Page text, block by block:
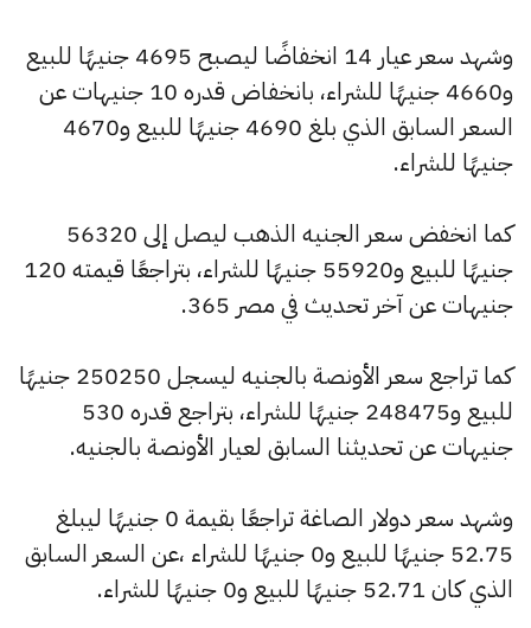
وشهد سعر عيار 14 انخفاضًا ليصبح 4695 جنيهًا للبيع
و4660 جنيهًا للشراء، بانخفاض قدره 10 جنيهات عن
السعر السابق الذي بلغ 4690 جنيهًا للبيع و4670
جنيهًا للشراء.
كما انخفض سعر الجنيه الذهب ليصل إلى 56320
جنيهًا للبيع و55920 جنيهًا للشراء، بتراجعًا قيمته 120
جنيهات عن آخر تحديث في مصر 365.
كما تراجع سعر الأونصة بالجنيه ليسجل 250250 جنيهًا
للبيع و248475 جنيهًا للشراء، بتراجع قدره 530
جنيهات عن تحديثنا السابق لعيار الأونصة بالجنيه.
وشهد سعر دولار الصاغة تراجعًا بقيمة 0 جنيهًا ليبلغ
52.75 جنيهًا للبيع و0 جنيهًا للشراء ،عن السعر السابق
الذي كان 52.71 جنيهًا للبيع و0 جنيهًا للشراء.